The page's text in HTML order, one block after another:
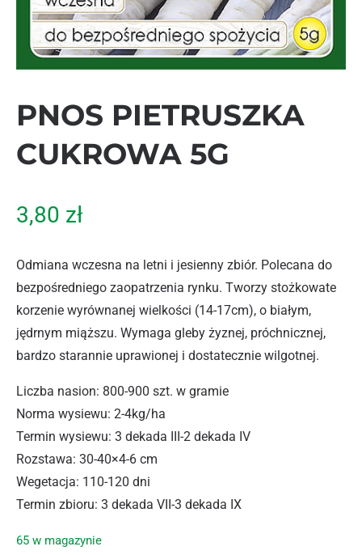
PNOS PIETRUSZKA
CUKROWA 5G
3,80 zł
Odmiana wczesna na letni i jesienny zbiór. Polecana do
bezpośredniego zaopatrzenia rynku. Tworzy stożkowate
korzenie wyrównanej wielkości (14-17cm), o białym,
jędrnym miąższu. Wymaga gleby żyznej, próchnicznej,
bardzo starannie uprawionej i dostatecznie wilgotnej.
Liczba nasion: 800-900 szt. w gramie
Norma wysiewu: 2-4kg/ha
Termin wysiewu: 3 dekada III-2 dekada IV
Rozstawa: 30-40×4-6 cm
Wegetacja: 110-120 dni
Termin zbioru: 3 dekada VII-3 dekada IX
65 w magazynie